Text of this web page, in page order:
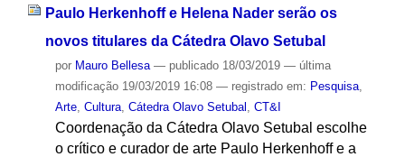
Paulo Herkenhoff e Helena Nader serão os
novos titulares da Cátedra Olavo Setubal
por Mauro Bellesa — publicado18/03/2019 — última
modificação19/03/2019 16:08 — registrado em: Pesquisa,
Arte, Cultura, Cátedra Olavo Setubal CT&I
Coordenação da Cátedra Olavo Setubal escolhe
o crítico e curador de arte Paulo Herkenhoff e a